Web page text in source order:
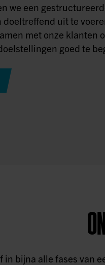
we een
uit te
met onze klanten
goed te
in bijna alle fases van